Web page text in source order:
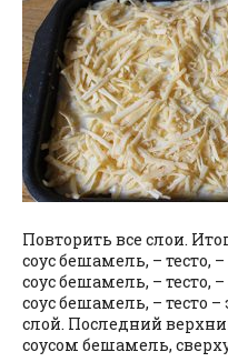
Повторить все слои.
соус бешамель, – тесто,
соус бешамель, – тесто,
соус бешамель, – тесто
слой. Последний
соусом бешамель,